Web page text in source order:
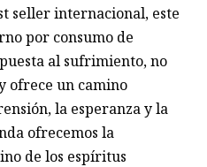
seller internacional, este
por consumo de
al sufrimiento, no
ofrece un camino
la esperanza y la
ofrecemos la
de los espíritus